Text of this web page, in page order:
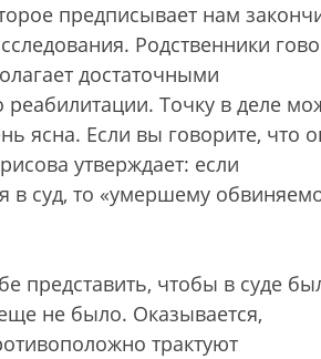
предписывает нам
Родственники
достаточными
реабилитации. Точку в деле
ясна. Если вы говорите, что
утверждает: если
в суд, то «умершему
представить, чтобы в суде
не было. Оказывается,
трактуют